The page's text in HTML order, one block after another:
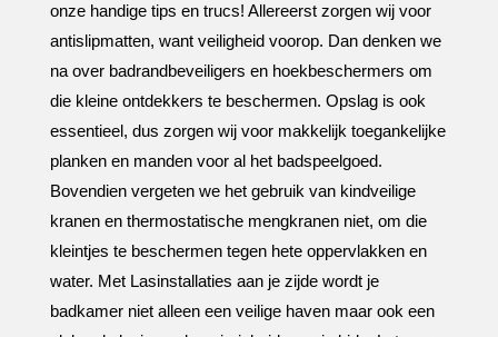
onze handige tips en trucs! Allereerst zorgen wij voor
antislipmatten, want veiligheid voorop.​ Dan denken we
na over badrandbeveiligers en hoekbeschermers om
die kleine ontdekkers te beschermen.​ Opslag is ook
essentieel, dus zorgen wij voor makkelijk toegankelijke
planken en manden voor al het badspeelgoed.​
Bovendien vergeten we het gebruik van kindveilige
kranen en thermostatische mengkranen niet, om die
kleintjes te beschermen tegen hete oppervlakken en
water.​ Met Lasinstallaties aan je zijde wordt je
badkamer niet alleen een veilige haven maar ook een